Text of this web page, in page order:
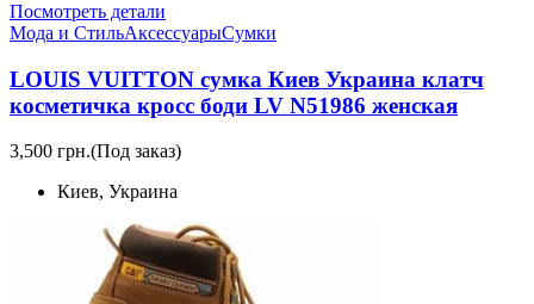
Посмотреть детали
Мода и СтильАксессуарыСумки
LOUIS VUITTON сумка Киев Украина клатч
косметичка кросс боди LV N51986 женская
3,500 грн.(Под заказ)
Киев, Украина